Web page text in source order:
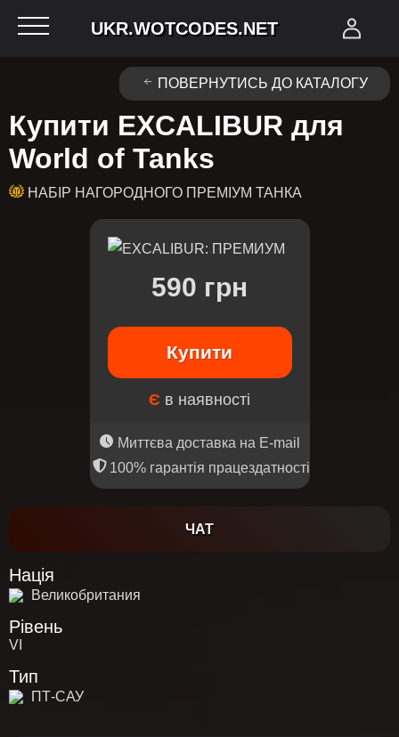
UKR.WOTCODES.NET
ПОВЕРНУТИСЬ ДО КАТАЛОГУ
Купити EXCALIBUR для
World of Tanks
НАБІР НАГОРОДНОГО ПРЕМІУМ ТАНКА
590 грн
Купити
Є в наявності
Миттєва доставка на E-mail
100% гарантія працездатності
ЧАТ
Нація
Великобритания
Рівень
VI
Тип
ПТ-САУ